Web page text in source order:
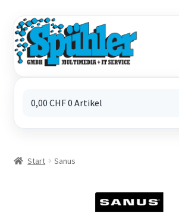
Zur
Navigation
springen
Zum
Inhalt
springen
0,00 CHF0 Artikel
Start Sanus